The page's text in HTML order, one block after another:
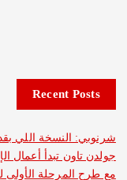
Recent
اللي بقدمها
الأولى للبيع..